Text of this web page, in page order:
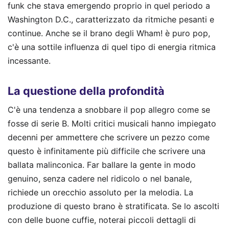
funk che stava emergendo proprio in quel periodo a
Washington D.C., caratterizzato da ritmiche pesanti e
continue. Anche se il brano degli Wham! è puro pop,
c'è una sottile influenza di quel tipo di energia ritmica
incessante.
La questione della profondità
C'è una tendenza a snobbare il pop allegro come se
fosse di serie B. Molti critici musicali hanno impiegato
decenni per ammettere che scrivere un pezzo come
questo è infinitamente più difficile che scrivere una
ballata malinconica. Far ballare la gente in modo
genuino, senza cadere nel ridicolo o nel banale,
richiede un orecchio assoluto per la melodia. La
produzione di questo brano è stratificata. Se lo ascolti
con delle buone cuffie, noterai piccoli dettagli di